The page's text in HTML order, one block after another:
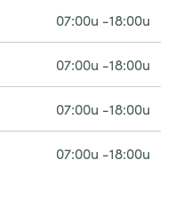
07:00u -18:00u
07:00u -18:00u
07:00u -18:00u
07:00u -18:00u